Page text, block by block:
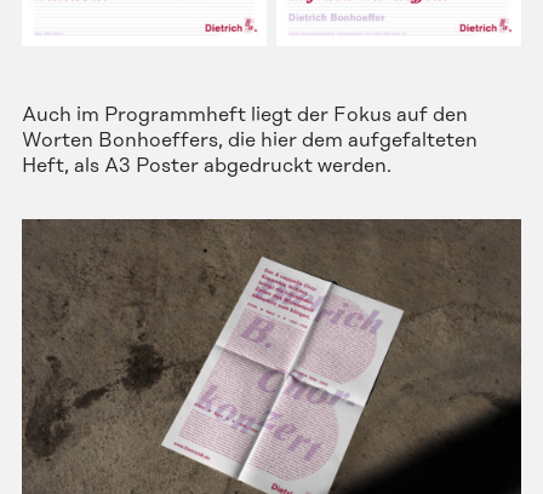
Auch im Programmheft liegt der Fokus auf den
Worten Bonhoeffers, die hier dem aufgefalteten
Heft, als A3 Poster abgedruckt werden.